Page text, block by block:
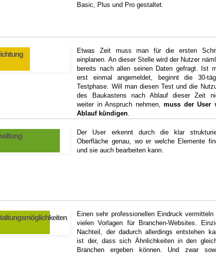
Basic, Plus und Pro gestaltet.
Etwas Zeit muss man für die ersten
einplanen. An dieser Stelle wird der Nutzer
bereits nach allen seinen Daten gefragt. Ist
erst einmal angemeldet, beginnt die 30-
Testphase. Will man diesen Test und die
des Baukastens nach Ablauf dieser Zeit
weiter in Anspruch nehmen,muss der User
Ablauf kündigen.
Der User erkennt durch die klar
Oberfläche genau, wo er welche Elemente
und sie auch bearbeiten kann.
Einen sehr professionellen Eindruck vermitteln
vielen Vorlagen für Branchen-Websites.
Nachteil, der dadurch allerdings entstehen
ist der, dass sich Ähnlichkeiten in den
Branchen ergeben können. Und zwar